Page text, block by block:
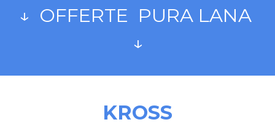
↓ OFFERTE PURA LANA
↓
KROSS